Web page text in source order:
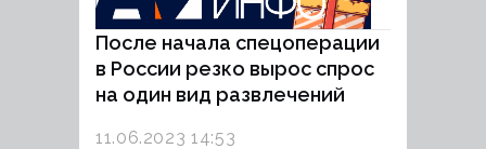
После начала спецоперации
в России резко вырос спрос
на один вид развлечений
11.06.2023 14:53